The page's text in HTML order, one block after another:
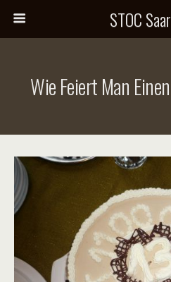
STOC
Wie Feiert Man